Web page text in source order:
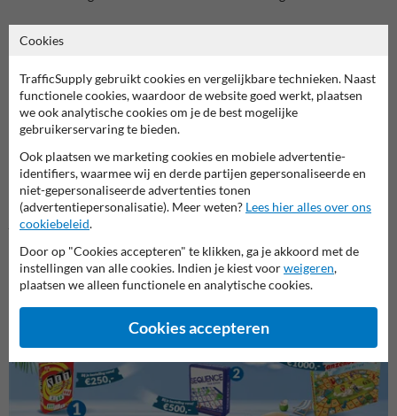
De voordelen van thermoplastische wegmarkeringen
Thermoplastische markeringen zijn niet alleen duurzaam, maar ook
markering stevig te bevestigen op diverse ondergronden. Het
materiaal is ontworpen om lang mee te gaan en biedt een uitstekende
zichtbaarheid, zowel overdag als 's nachts.
Snelle levering en topkwaliteit uit België
Bij Verkeersbord.be leveren we producten van Belgische makelij, met
aandacht voor kwaliteit en klantentevredenheid. Dankzij onze snelle
levering en gebruiksvriendelijke service kun je snel aan de slag met
jouw markering. Bestel vandaag nog en zorg voor een duidelijke en
Cookies
TrafficSupply gebruikt cookies en vergelijkbare technieken. Naast
functionele cookies, waardoor de website goed werkt, plaatsen
we ook analytische cookies om je de best mogelijke
gebruikerservaring te bieden.
Ook plaatsen we marketing cookies en mobiele advertentie-
identifiers, waarmee wij en derde partijen gepersonaliseerde en
niet-gepersonaliseerde advertenties tonen
(advertentiepersonalisatie). Meer weten? Lees hier alles over ons
cookiebeleid.
Door op "Cookies accepteren" te klikken, ga je akkoord met de
instellingen van alle cookies. Indien je kiest voorweigeren,
plaatsen we alleen functionele en analytische cookies.
Cookies accepteren